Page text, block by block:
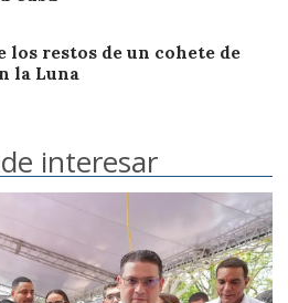
los restos de un cohete de
la Luna
interesar